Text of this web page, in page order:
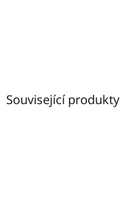
Související produkty